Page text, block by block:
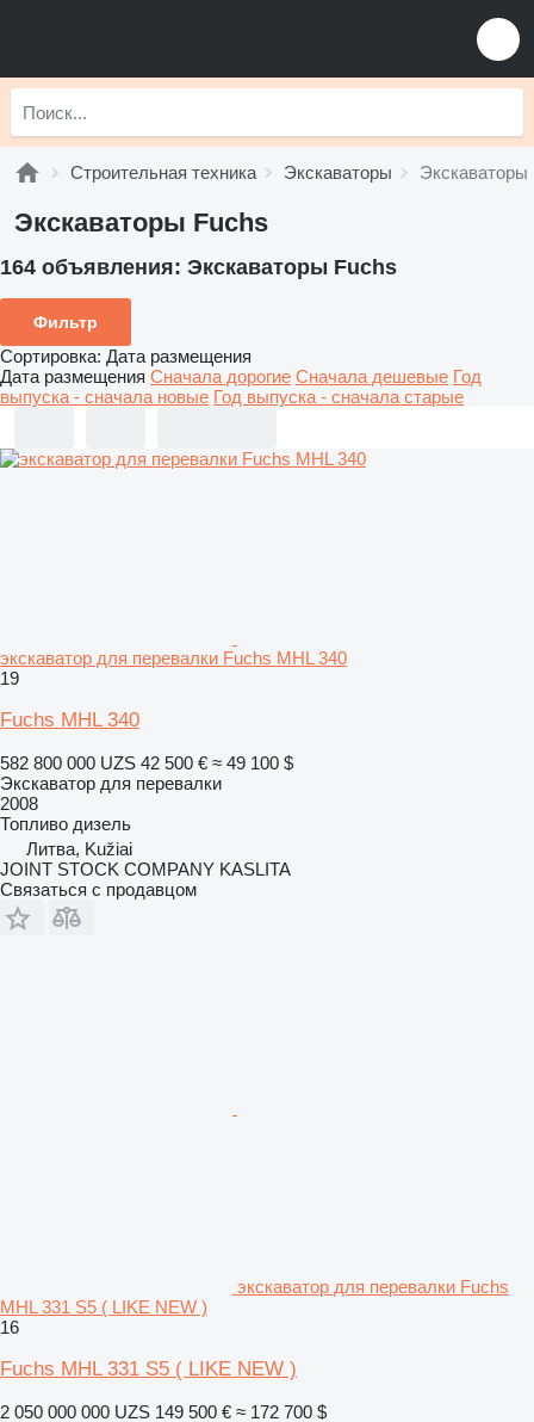
Строительная техника Экскаваторы Экскаваторы
Экскаваторы Fuchs
164 объявления: Экскаваторы Fuchs
Фильтр
Сортировка: Дата размещения
Дата размещения Сначала дорогие Сначала дешевые Год
выпуска - сначала новые Год выпуска - сначала старые
экскаватор для перевалки Fuchs MHL 340
19
Fuchs MHL 340
582 800 000 UZS 42 500 € ≈ 49 100 $
Экскаватор для перевалки
2008
Топливо дизель
Литва, Kužiai
JOINT STOCK COMPANY KASLITA
Связаться с продавцом
экскаватор для перевалки Fuchs
MHL 331 S5 ( LIKE NEW )
16
Fuchs MHL 331 S5 ( LIKE NEW )
2 050 000 000 UZS 149 500 € ≈ 172 700 $